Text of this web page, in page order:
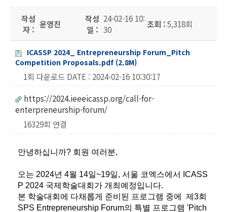
작성
자 : 운영진
작성
일 :
24-02-16 10:
30
조회 :5,318회
ICASSP 2024_ Entrepreneurship Forum_Pitch
Competition Proposals.pdf (2.8M)
1회 다운로드 DATE : 2024-02-16 10:30:17
https://2024.ieeeicassp.org/call-for-
enterpreneurship-forum/
16329회 연결
안녕하십니까? 회원 여러분,
오는 2024년 4월 14일~19일, 서울 코엑스에서 ICASS
P 2024 국제학술대회가 개최예정입니다.
본 학술대회에 다채롭게 준비된 프로그램 중에 제3회
SPS Entrepreneurship Forum의 특별 프로그램 'Pitch